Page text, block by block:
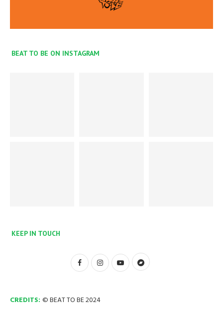
BEAT TO BE ON INSTAGRAM
KEEP IN TOUCH
CREDITS: © BEAT TO BE 2024